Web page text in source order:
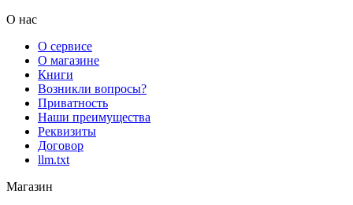
О нас
О сервисе
О магазине
Книги
Возникли вопросы?
Приватность
Наши преимущества
Реквизиты
Договор
llm.txt
Магазин